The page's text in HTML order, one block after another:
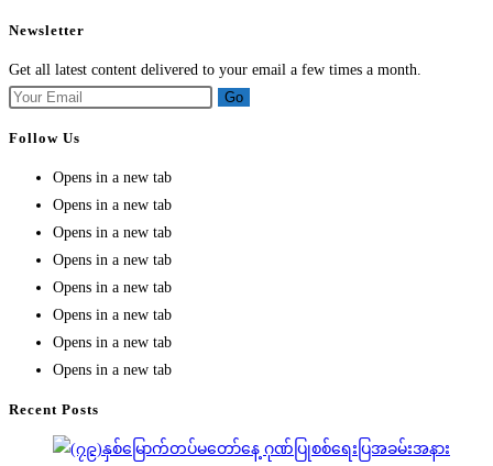
Newsletter
Get all latest content delivered to your email a few times a month.
Go
Follow Us
Opens in a new tab
Opens in a new tab
Opens in a new tab
Opens in a new tab
Opens in a new tab
Opens in a new tab
Opens in a new tab
Opens in a new tab
Recent Posts